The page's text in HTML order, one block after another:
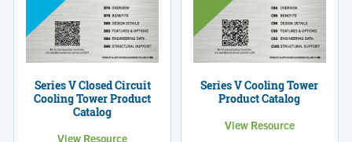
Series V Closed Circuit
Cooling Tower Product
Catalog
View Resource
Series V Cooling Tower
Product Catalog
View Resource